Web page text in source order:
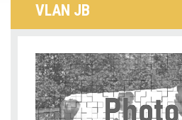
VLAN JB